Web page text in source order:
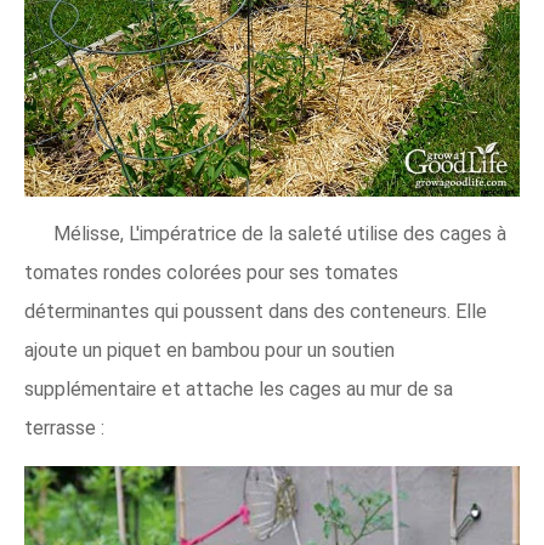
Mélisse, L'impératrice de la saleté utilise des cages à
tomates rondes colorées pour ses tomates
déterminantes qui poussent dans des conteneurs. Elle
ajoute un piquet en bambou pour un soutien
supplémentaire et attache les cages au mur de sa
terrasse :